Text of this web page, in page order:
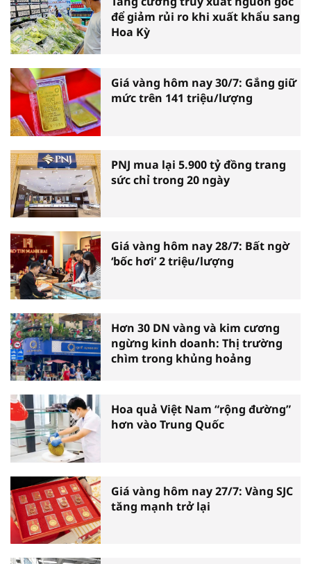
để giảm rủi ro khi xuất khẩu sang
Hoa Kỳ
Giá vàng hôm nay 30/7: Gắng giữ
mức trên 141 triệu/lượng
PNJ mua lại 5.900 tỷ đồng trang
sức chỉ trong 20 ngày
Giá vàng hôm nay 28/7: Bất ngờ
‘bốc hơi’ 2 triệu/lượng
Hơn 30 DN vàng và kim cương
ngừng kinh doanh: Thị trường
chìm trong khủng hoảng
Hoa quả Việt Nam “rộng đường”
hơn vào Trung Quốc
Giá vàng hôm nay 27/7: Vàng SJC
tăng mạnh trở lại